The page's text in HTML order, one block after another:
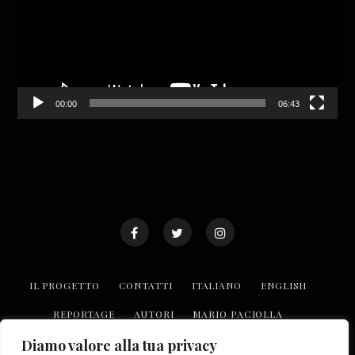
Diamo valore alla tua privacy
00:00 06:43
IL PROGETTO CONTATTI ITALIANO ENGLISH
REPORTAGE AUTORI MARIO PACIOLLA
TROVA LE REALTÀ O.P.I COLLABORA CON NOI